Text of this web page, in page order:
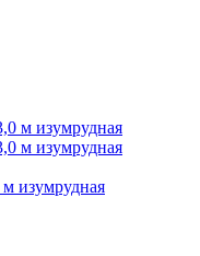
изумрудная